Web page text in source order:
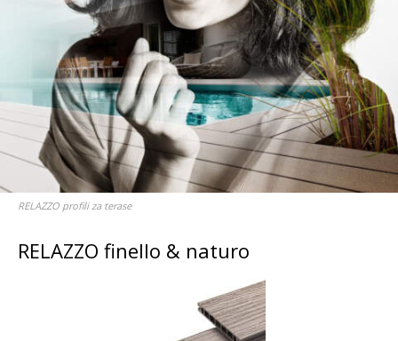
RELAZZO profili za terase
RELAZZO finello & naturo